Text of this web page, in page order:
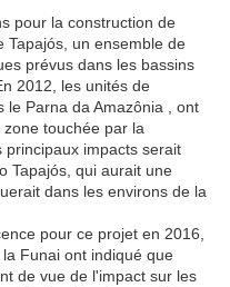
pour la construction de
Tapajós, un ensemble de
prévus dans les bassins
2012, les unités de
le Parna da Amazônia , ont
touchée par la
impacts serait
Tapajós, qui aurait une
dans les environs de la
pour ce projet en 2016,
Funai ont indiqué que
de vue de l'impact sur les